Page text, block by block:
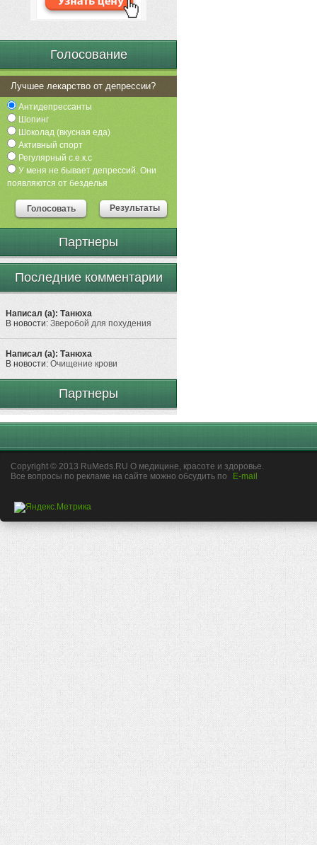
Голосование
Лучшее лекарство от депрессии?
Антидепрессанты
Шопинг
Шоколад (вкусная еда)
Активный спорт
Регулярный с.е.к.с
У меня не бывает депрессий. Они
появляются от безделья
Голосовать Результаты
Партнеры
Последние комментарии
Написал (а): Танюха
В новости: Зверобой для похудения
Написал (а): Танюха
В новости: Очищение крови
Партнеры
Copyright © 2013 RuMeds.RU О медицине, красоте и здоровье.
Все вопросы по рекламе на сайте можно обсудить по
E-mail